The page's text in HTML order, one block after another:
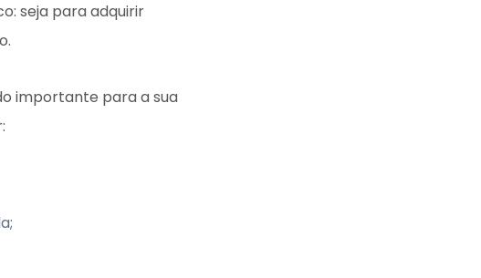
seja para adquirir
importante para a sua